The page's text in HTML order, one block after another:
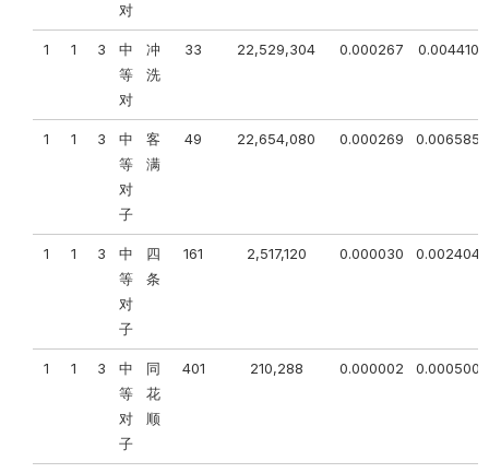
对
1 1 3
中
等
对
冲
洗
33 22,529,304 0.000267 0.004410
1 1 3
中
等
对
子
客
满
49 22,654,080 0.000269 0.006585
1 1 3
中
等
对
子
四
条
161 2,517,120 0.000030 0.002404
1 1 3
中
等
对
子
同
花
顺
401 210,288 0.000002 0.000500